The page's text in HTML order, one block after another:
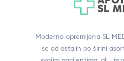
Moderno opremljena SL
se od ostalih po širini